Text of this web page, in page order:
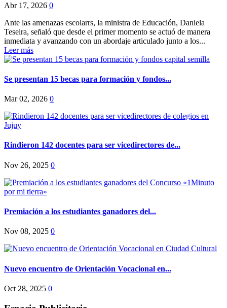
Abr 17, 2026 0
Ante las amenazas escolarrs, la ministra de Educación, Daniela
Teseira, señaló que desde el primer momento se actuó de manera
inmediata y avanzando con un abordaje articulado junto a los...
Leer más
Se presentan 15 becas para formación y fondos...
Mar 02, 2026 0
Rindieron 142 docentes para ser vicedirectores de...
Nov 26, 2025 0
Premiación a los estudiantes ganadores del...
Nov 08, 2025 0
Nuevo encuentro de Orientación Vocacional en...
Oct 28, 2025 0